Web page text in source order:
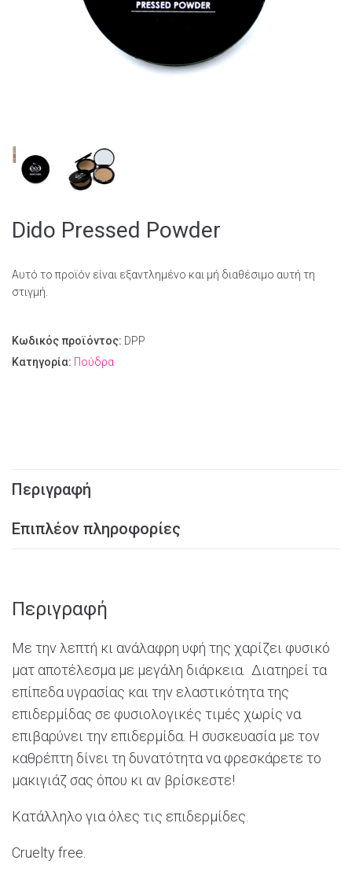
Dido Pressed Powder
Αυτό το προϊόν είναι εξαντλημένο και μή διαθέσιμο αυτή τη
στιγμή.
Κωδικός προϊόντος: DPP
Κατηγορία: Πούδρα
Περιγραφή
Επιπλέον πληροφορίες
Περιγραφή
Με την λεπτή κι ανάλαφρη υφή της χαρίζει φυσικό
ματ αποτέλεσμα με μεγάλη διάρκεια. Διατηρεί τα
επίπεδα υγρασίας και την ελαστικότητα της
επιδερμίδας σε φυσιολογικές τιμές χωρίς να
επιβαρύνει την επιδερμίδα. Η συσκευασία με τον
καθρέπτη δίνει τη δυνατότητα να φρεσκάρετε το
μακιγιάζ σας όπου κι αν βρίσκεστε!
Κατάλληλο για όλες τις επιδερμίδες.
Crueltyfree.